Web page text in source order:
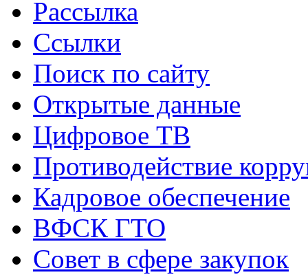
Рассылка
Ссылки
Поиск по сайту
Открытые данные
Цифровое ТВ
Противодействие
Кадровое обеспечение
ВФСК ГТО
Совет в сфере закупок